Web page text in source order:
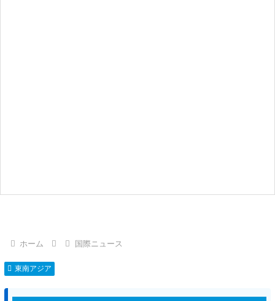
ホーム 国際ニュース
東南アジア